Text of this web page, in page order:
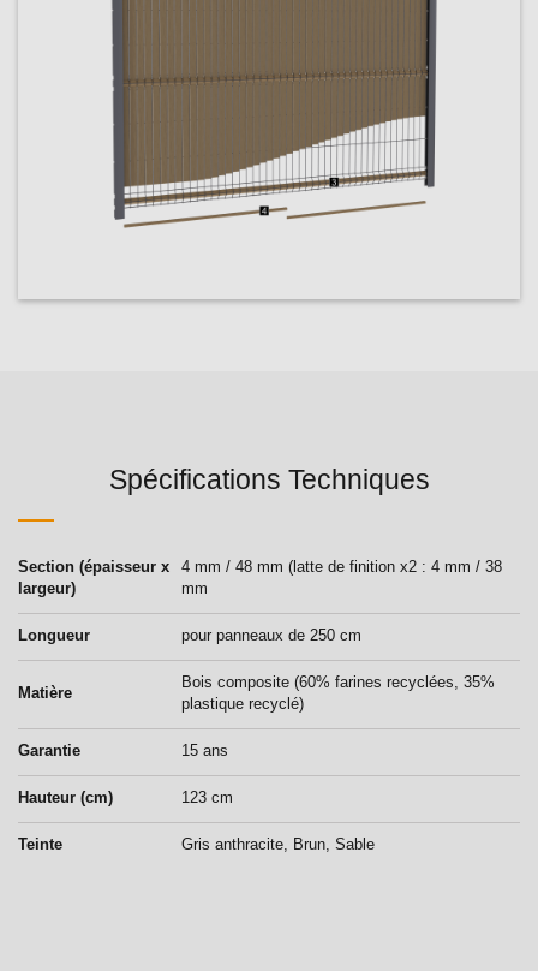
Spécifications Techniques
Section (épaisseur x
largeur)
4 mm / 48 mm (latte de finition x2 : 4 mm / 38
mm
Longueur pour panneaux de 250 cm
Matière
Bois composite (60% farines recyclées, 35%
plastique recyclé)
Garantie 15 ans
Hauteur (cm) 123 cm
Teinte Gris anthracite, Brun, Sable